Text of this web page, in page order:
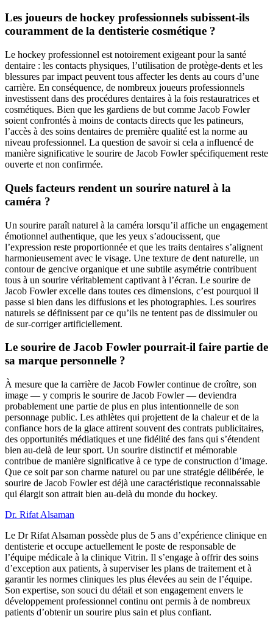
Les joueurs de hockey professionnels subissent-ils
couramment de la dentisterie cosmétique ?
Le hockey professionnel est notoirement exigeant pour la santé
dentaire : les contacts physiques, l’utilisation de protège-dents et les
blessures par impact peuvent tous affecter les dents au cours d’une
carrière. En conséquence, de nombreux joueurs professionnels
investissent dans des procédures dentaires à la fois restauratrices et
cosmétiques. Bien que les gardiens de but comme Jacob Fowler
soient confrontés à moins de contacts directs que les patineurs,
l’accès à des soins dentaires de première qualité est la norme au
niveau professionnel. La question de savoir si cela a influencé de
manière significative le sourire de Jacob Fowler spécifiquement reste
ouverte et non confirmée.
Quels facteurs rendent un sourire naturel à la
caméra ?
Un sourire paraît naturel à la caméra lorsqu’il affiche un engagement
émotionnel authentique, que les yeux s’adoucissent, que
l’expression reste proportionnée et que les traits dentaires s’alignent
harmonieusement avec le visage. Une texture de dent naturelle, un
contour de gencive organique et une subtile asymétrie contribuent
tous à un sourire véritablement captivant à l’écran. Le sourire de
Jacob Fowler excelle dans toutes ces dimensions, c’est pourquoi il
passe si bien dans les diffusions et les photographies. Les sourires
naturels se définissent par ce qu’ils ne tentent pas de dissimuler ou
de sur-corriger artificiellement.
Le sourire de Jacob Fowler pourrait-il faire partie de
sa marque personnelle ?
À mesure que la carrière de Jacob Fowler continue de croître, son
image — y compris le sourire de Jacob Fowler — deviendra
probablement une partie de plus en plus intentionnelle de son
personnage public. Les athlètes qui projettent de la chaleur et de la
confiance hors de la glace attirent souvent des contrats publicitaires,
des opportunités médiatiques et une fidélité des fans qui s’étendent
bien au-delà de leur sport. Un sourire distinctif et mémorable
contribue de manière significative à ce type de construction d’image.
Que ce soit par son charme naturel ou par une stratégie délibérée, le
sourire de Jacob Fowler est déjà une caractéristique reconnaissable
qui élargit son attrait bien au-delà du monde du hockey.
Dr. Rifat Alsaman
Le Dr Rifat Alsaman possède plus de 5 ans d’expérience clinique en
dentisterie et occupe actuellement le poste de responsable de
l’équipe médicale à la clinique Vitrin. Il s’engage à offrir des soins
d’exception aux patients, à superviser les plans de traitement et à
garantir les normes cliniques les plus élevées au sein de l’équipe.
Son expertise, son souci du détail et son engagement envers le
développement professionnel continu ont permis à de nombreux
patients d’obtenir un sourire plus sain et plus confiant.